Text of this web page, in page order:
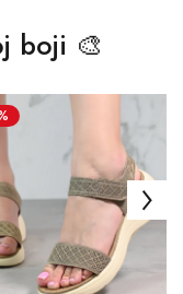
boji 🎨